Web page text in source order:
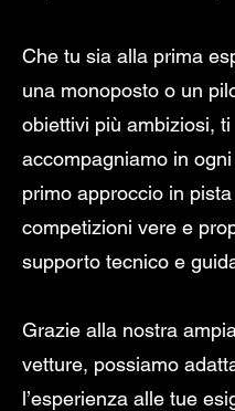
Che tu sia alla prima
una monoposto o un
obiettivi più ambiziosi, ti
accompagniamo in ogni
primo approccio in
competizioni vere e
supporto tecnico e
Grazie alla nostra
vetture, possiamo
l’esperienza alle tue